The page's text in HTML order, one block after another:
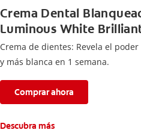
Crema Dental
Luminous White
Crema de dientes: Revela el
y más blanca en 1 semana.
Comprar ahora
Descubra más